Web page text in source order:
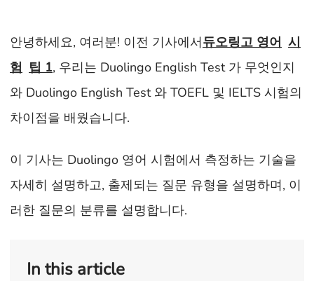
안녕하세요, 여러분! 이전 기사에서듀오링고 영어 시
험 팁 1, 우리는 Duolingo English Test 가 무엇인지
와 Duolingo English Test 와 TOEFL 및 IELTS 시험의
차이점을 배웠습니다.
이 기사는 Duolingo 영어 시험에서 측정하는 기술을
자세히 설명하고, 출제되는 질문 유형을 설명하며, 이
러한 질문의 분류를 설명합니다.
In this article